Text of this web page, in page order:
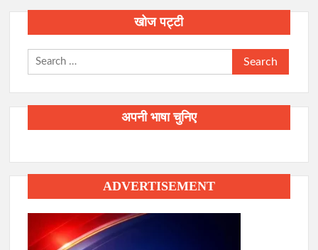
खोज पट्टी
Search
for:
अपनी भाषा चुनिए
ADVERTISEMENT